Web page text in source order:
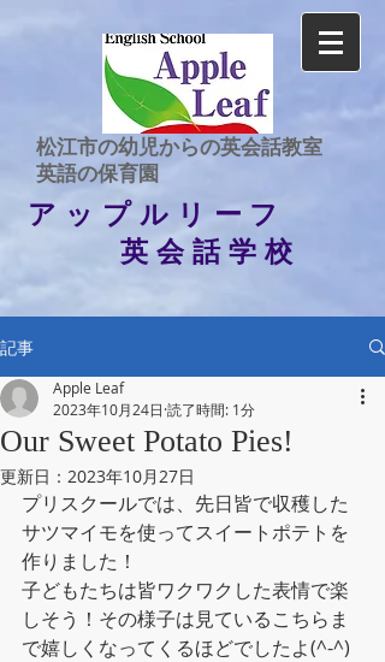
​松江市の幼児からの英会話教室
​英語の保育園
アップルリーフ
英会話学校
記事
Our Sweet Potato Pies!
Apple Leaf
2023年10月24日 読了時間: 1分
更新日： 2023年10月27日
プリスクールでは、先日皆で収穫した
サツマイモを使ってスイートポテトを
作りました！
子どもたちは皆ワクワクした表情で楽
しそう！その様子は見ているこちらま
で嬉しくなってくるほどでしたよ(^-^)